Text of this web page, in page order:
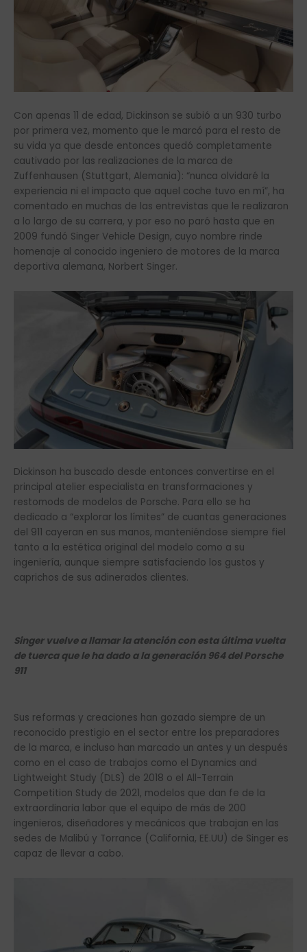
Con apenas 11 de edad, Dickinson se subió a un 930 turbo
por primera vez, momento que le marcó para el resto de
su vida ya que desde entonces quedó completamente
cautivado por las realizaciones de la marca de
Zuffenhausen (Stuttgart, Alemania): “nunca olvidaré la
experiencia ni el impacto que aquel coche tuvo en mí”, ha
comentado en muchas de las entrevistas que le realizaron
a lo largo de su carrera, y por eso no paró hasta que en
2009 fundó Singer Vehicle Design, cuyo nombre rinde
homenaje al conocido ingeniero de motores de la marca
deportiva alemana, Norbert Singer.
Dickinson ha buscado desde entonces convertirse en el
principal atelier especialista en transformaciones y
restomods de modelos de Porsche. Para ello se ha
dedicado a “explorar los límites” de cuantas generaciones
del 911 cayeran en sus manos, manteniéndose siempre fiel
tanto a la estética original del modelo como a su
ingeniería, aunque siempre satisfaciendo los gustos y
caprichos de sus adinerados clientes.
Singer vuelve a llamar la atención con esta última vuelta
de tuerca que le ha dado a la generación 964 del Porsche
911
Sus reformas y creaciones han gozado siempre de un
reconocido prestigio en el sector entre los preparadores
de la marca, e incluso han marcado un antes y un después
como en el caso de trabajos como el Dynamics and
Lightweight Study (DLS) de 2018 o el All-Terrain
Competition Study de 2021, modelos que dan fe de la
extraordinaria labor que el equipo de más de 200
ingenieros, diseñadores y mecánicos que trabajan en las
sedes de Malibú y Torrance (California, EE.UU) de Singer es
capaz de llevar a cabo.